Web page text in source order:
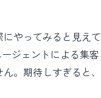
やってみると見えて
ジェントによる集客
。期待しすぎると、